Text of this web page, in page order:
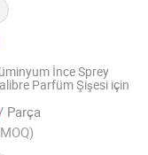
İnce Sprey
Parfüm Şişesi için
/ Parça
Ltd.